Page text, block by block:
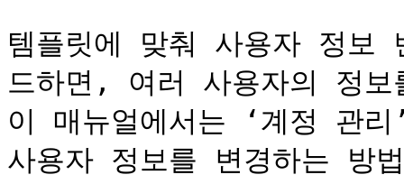
템플릿에 맞춰 사용자 정보
드하면, 여러 사용자의 정
이 매뉴얼에서는 ‘계정 관
사용자 정보를 변경하는 방